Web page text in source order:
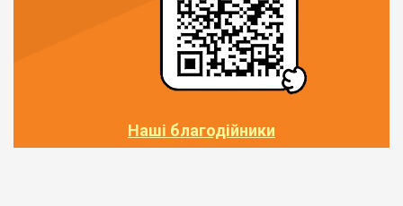
Наші благодійники